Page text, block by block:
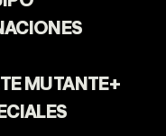
MUTANTE+